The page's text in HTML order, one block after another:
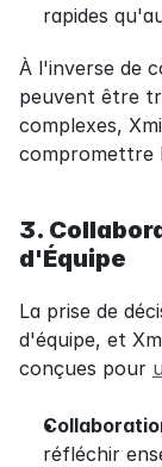
rapides
À l'inverse de
peuvent être
complexes,
compromettre
3.
d'Équipe
La prise de
d'équipe, et
conçues pour
réfléchir